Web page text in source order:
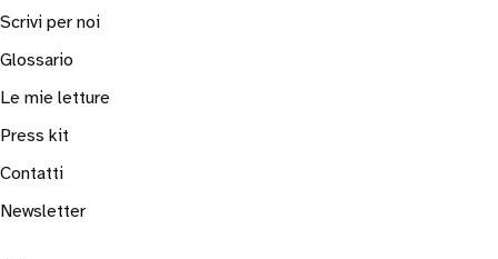
Scrivi per noi
Glossario
Le mie letture
Press kit
Contatti
Newsletter